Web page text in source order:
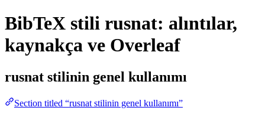
BibTeX stili rusnat: alıntılar,
kaynakça ve Overleaf
rusnat stilinin genel kullanımı
Section titled “rusnat stilinin genel kullanımı”